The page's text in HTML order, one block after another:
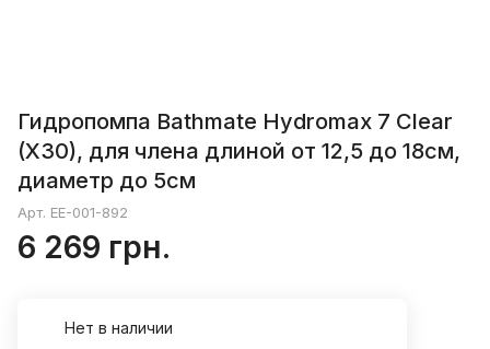
Гидропомпа Bathmate Hydromax 7 Clear
(X30), для члена длиной от 12,5 до 18см,
диаметр до 5см
Арт. EE-001-892
6 269 грн.
Нет в наличии